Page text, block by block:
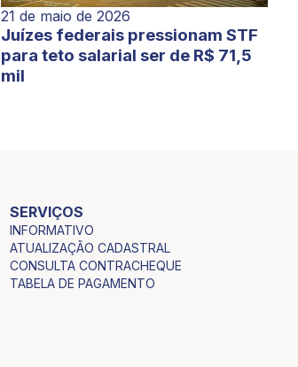
21 de maio de 2026
Juízes federais pressionam STF
para teto salarial ser de R$ 71,5
mil
SERVIÇOS
INFORMATIVO
ATUALIZAÇÃO CADASTRAL
CONSULTA CONTRACHEQUE
TABELA DE PAGAMENTO